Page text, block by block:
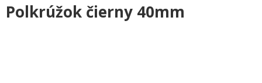
Polkrúžok čierny 40mm